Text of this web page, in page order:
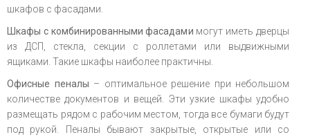
шкафов с фасадами.
Шкафы с комбинированными фасадами могут иметь дверцы
из ДСП, стекла, секции с роллетами или выдвижными
ящиками. Такие шкафы наиболее практичны.
Офисные пеналы – оптимальное решение при небольшом
количестве документов и вещей. Эти узкие шкафы удобно
размещать рядом с рабочим местом, тогда все бумаги будут
под рукой. Пеналы бывают закрытые, открытые или со